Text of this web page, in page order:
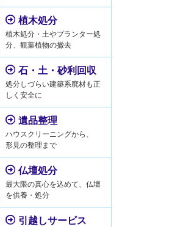
植木処分
植木処分・土やプランター処
分、観葉植物の撤去
石・土・砂利回収
処分しづらい建築系廃材も正
しく安全に
遺品整理
ハウスクリーニングから、
形見の整理まで
仏壇処分
最大限の真心を込めて、仏壇
を供養・処分
引越しサービス